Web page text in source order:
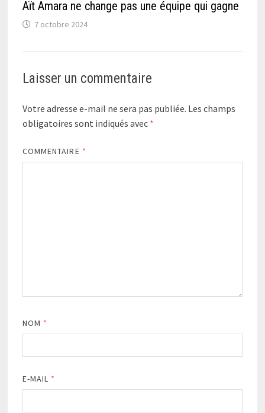
Aït Amara ne change pas une équipe qui gagne
7 octobre 2024
Laisser un commentaire
Votre adresse e-mail ne sera pas publiée. Les champs
obligatoires sont indiqués avec *
COMMENTAIRE *
NOM *
E-MAIL *